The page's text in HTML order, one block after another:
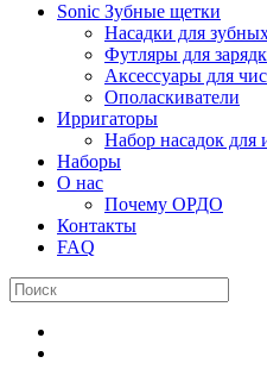
Sonic Зубные щетки
Насадки для
Футляры для
Аксессуары для
Ополаскиватели
Ирригаторы
Набор насадок для
Наборы
О нас
Почему ОРДО
Контакты
FAQ